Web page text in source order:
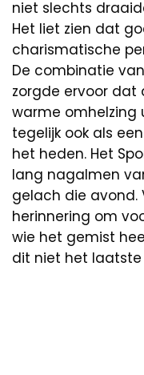
niet slechts
Het liet zien dat
charismatische
De combinatie
zorgde ervoor dat
warme omhelzing
tegelijk ook als
het heden. Het
lang nagalmen
gelach die avond.
herinnering om
wie het gemist
dit niet het